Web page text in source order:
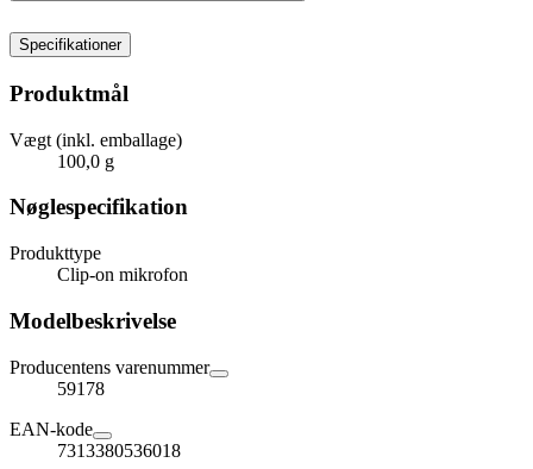
Specifikationer
Produktmål
Vægt (inkl. emballage)
100,0 g
Nøglespecifikation
Produkttype
Clip-on mikrofon
Modelbeskrivelse
Producentens varenummer
59178
EAN-kode
7313380536018